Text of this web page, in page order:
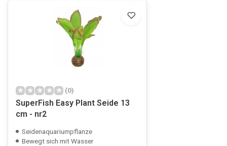
(0)
SuperFish Easy Plant Seide 13
cm - nr2
Seidenaquariumpflanze
Bewegt sich mit Wasser